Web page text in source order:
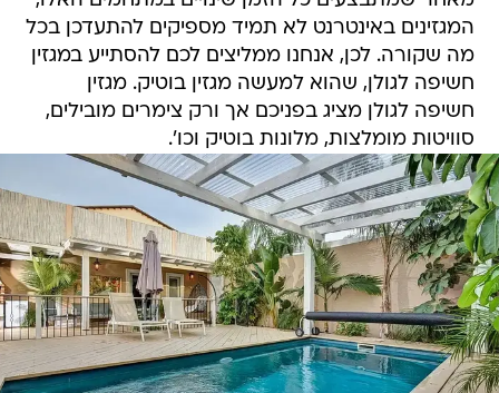
המגזינים באינטרנט לא תמיד מספיקים להתעדכן בכל
מה שקורה. לכן, אנחנו ממליצים לכם להסתייע במגזין
חשיפה לגולן, שהוא למעשה מגזין בוטיק. מגזין
חשיפה לגולן מציג בפניכם אך ורק צימרים מובילים,
סוויטות מומלצות, מלונות בוטיק וכו'.